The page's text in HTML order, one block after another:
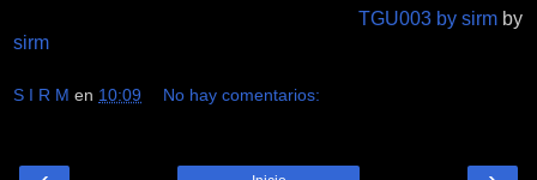
TGU003 by sirm by
sirm
S I R M en 10:09 No hay comentarios: